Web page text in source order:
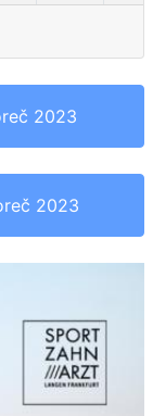
2023
2023